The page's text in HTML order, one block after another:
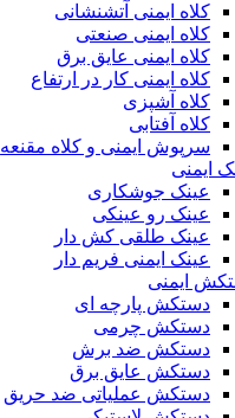
کلاه ایمنی آتشنشانی
کلاه ایمنی صنعتی
کلاه ایمنی عایق برق
کلاه ایمنی کار در ارتفاع
کلاه آشپزی
کلاه آفتابی
سرپوش ایمنی و کلاه مقنعه
ایمنی
عینک جوشکاری
عینک رو عینکی
عینک طلقی کش دار
عینک ایمنی فریم دار
ایمنی
دستکش پارچه ای
دستکش چرمی
دستکش ضد برش
دستکش عایق برق
دستکش عملیاتی ضد حریق